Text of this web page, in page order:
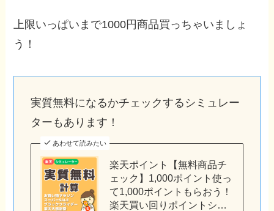
上限いっぱいまで1000円商品買っちゃいましょ
う！
実質無料になるかチェックするシミュレー
ターもあります！
あわせて読みたい
楽天ポイント【無料商品チ
ェック】1,000ポイント使っ
て1,000ポイントもらおう！
楽天買い回りポイントシ…